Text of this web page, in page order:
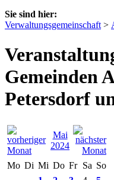
Sie sind hier:
Verwaltungsgemeinschaft >
Gemeinden
Petersdorf
Mai
2024
Mo Di Mi Do Fr Sa So